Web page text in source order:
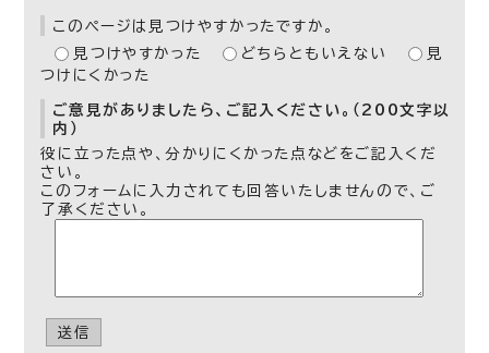
このページは見つけやすかったですか。
見つけやすかった
どちらともいえない
見
つけにくかった
ご意見がありましたら、ご記入ください。（200文字以
内）
役に立った点や、分かりにくかった点などをご記入くだ
さい。
このフォームに入力されても回答いたしませんので、ご
了承ください。
送信